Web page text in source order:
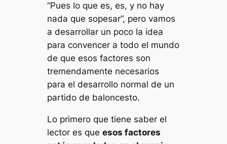
“Pues lo que es, es, y no hay
nada que sopesar”, pero vamos
a desarrollar un poco la idea
para convencer a todo el mundo
de que esos factores son
tremendamente necesarios
para el desarrollo normal de un
partido de baloncesto.
Lo primero que tiene saber el
lector es queesos factores